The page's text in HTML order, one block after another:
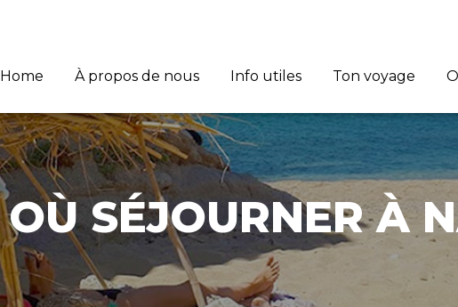
Home À propos de nous Info utiles Ton voyage
OÙ SÉJOURNER À